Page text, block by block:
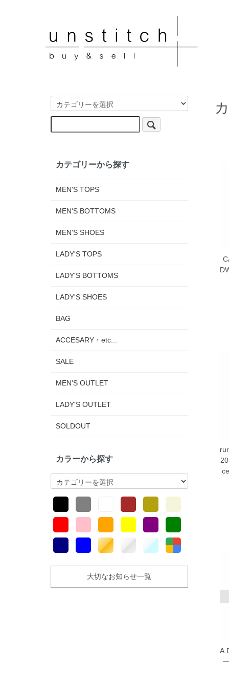
カテゴリーから探す
MEN'S TOPS
MEN'S BOTTOMS
MEN'S SHOES
LADY'S TOPS
LADY'S BOTTOMS
LADY'S SHOES
BAG
ACCESARY・etc...
SALE
MEN'S OUTLET
LADY'S OUTLET
SOLDOUT
カラーから探す
大切なお知らせ一覧